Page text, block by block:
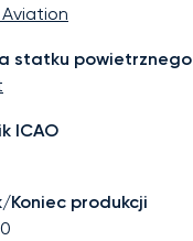
statku powietrznego
ICAO
Koniec produkcji